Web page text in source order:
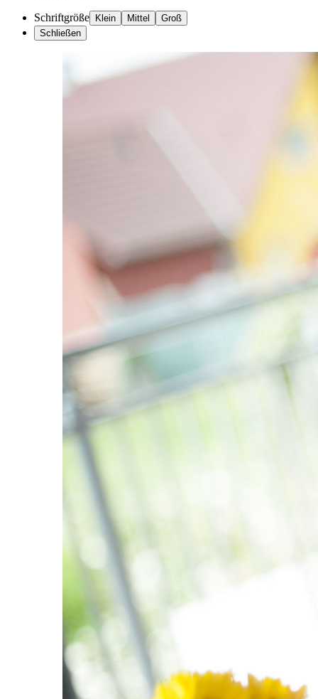
Schriftgröße Klein Mittel
Groß
Schließen